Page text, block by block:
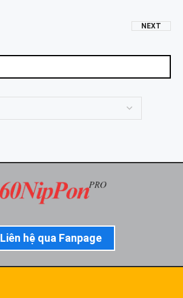
NEXT
Liên hệ qua Fanpage